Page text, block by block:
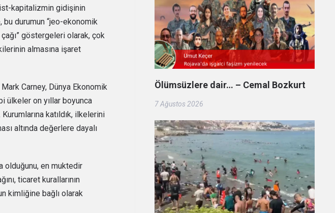
kapitalizmin gidişinin
durumun “jeo-ekonomik
çağı” göstergeleri olarak, çok
almasına işaret
Carney, Dünya Ekonomik
ülkeler on yıllar boyunca
katıldık, ilkelerini
altında değerlere dayalı
olduğunu, en muktedir
ticaret kurallarının
kimliğine bağlı olarak
Ölümsüzlere dair… – Cemal Bozkurt
7 Ağustos 2026